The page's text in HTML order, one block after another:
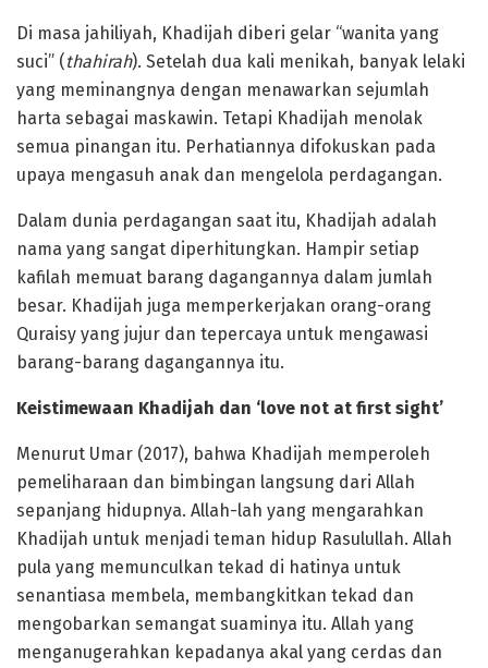
Di masa jahiliyah, Khadijah diberi gelar “wanita yang
suci” (thahirah). Setelah dua kali menikah, banyak lelaki
yang meminangnya dengan menawarkan sejumlah
harta sebagai maskawin. Tetapi Khadijah menolak
semua pinangan itu. Perhatiannya difokuskan pada
upaya mengasuh anak dan mengelola perdagangan.
Dalam dunia perdagangan saat itu, Khadijah adalah
nama yang sangat diperhitungkan. Hampir setiap
kafilah memuat barang dagangannya dalam jumlah
besar. Khadijah juga memperkerjakan orang-orang
Quraisy yang jujur dan tepercaya untuk mengawasi
barang-barang dagangannya itu.
Keistimewaan Khadijah dan ‘love not at first sight’
Menurut Umar (2017), bahwa Khadijah memperoleh
pemeliharaan dan bimbingan langsung dari Allah
sepanjang hidupnya. Allah-lah yang mengarahkan
Khadijah untuk menjadi teman hidup Rasulullah. Allah
pula yang memunculkan tekad di hatinya untuk
senantiasa membela, membangkitkan tekad dan
mengobarkan semangat suaminya itu. Allah yang
menganugerahkan kepadanya akal yang cerdas dan